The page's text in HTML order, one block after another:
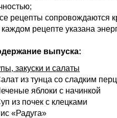
рецепты сопровождаются
каждом рецепте указана
выпуска:
закуски и салаты
из тунца со сладким
яблоки с начинкой
из почек с клецками
«Радуга»